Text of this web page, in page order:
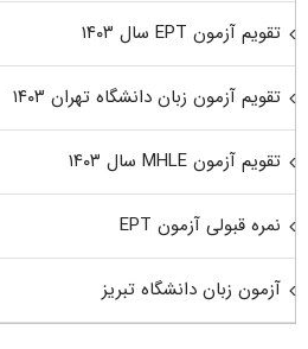
تقویم آزمون EPT سال ۱۴۰۳
تقویم آزمون زبان دانشگاه تهران ۱۴۰۳
تقویم آزمون MHLE سال ۱۴۰۳
نمره قبولی آزمون EPT
آزمون زبان دانشگاه تبریز